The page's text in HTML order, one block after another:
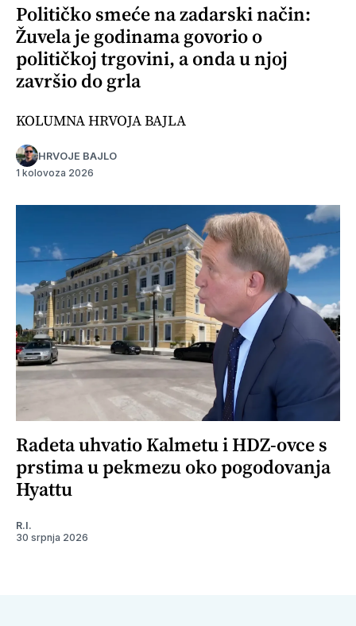
Političko smeće na zadarski način:
Žuvela je godinama govorio o
političkoj trgovini, a onda u njoj
završio do grla
KOLUMNA HRVOJA BAJLA
HRVOJE BAJLO
1 kolovoza 2026
Radeta uhvatio Kalmetu i HDZ-ovce s
prstima u pekmezu oko pogodovanja
Hyattu
R.I.
30 srpnja 2026